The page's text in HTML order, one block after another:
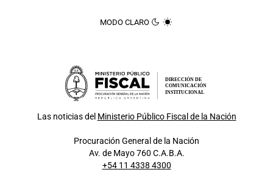
MODO CLARO
DIRECCIÓN DE
COMUNICACIÓN
INSTITUCIONAL
Las noticias del Ministerio Público Fiscal de la Nación
Procuración General de la Nación
Av. de Mayo 760 C.A.B.A.
+54 11 4338 4300